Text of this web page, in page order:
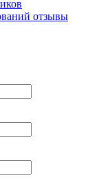
отзывы